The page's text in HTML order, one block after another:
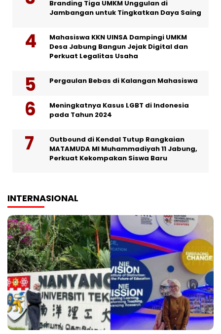
Branding Tiga UMKM Unggulan di
Jambangan untuk Tingkatkan Daya Saing
Mahasiswa KKN UINSA Dampingi UMKM
Desa Jabung Bangun Jejak Digital dan
Perkuat Legalitas Usaha
Pergaulan Bebas di Kalangan Mahasiswa
Meningkatnya Kasus LGBT di Indonesia
pada Tahun 2024
Outbound di Kendal Tutup Rangkaian
MATAMUDA MI Muhammadiyah 11 Jabung,
Perkuat Kekompakan Siswa Baru
INTERNASIONAL